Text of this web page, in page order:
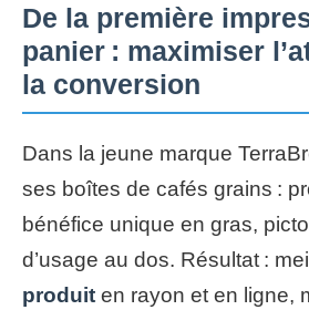
De la première
panier : maximiser
la conversion
Dans la jeune marque
ses boîtes de cafés grains :
bénéfice unique en gras,
d’usage au dos. Résultat :
produit en rayon et en ligne,